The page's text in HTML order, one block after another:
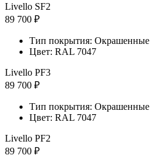
Livello SF2
89 700 ₽
Тип покрытия: Окрашенные
Цвет: RAL 7047
Livello PF3
89 700 ₽
Тип покрытия: Окрашенные
Цвет: RAL 7047
Livello PF2
89 700 ₽